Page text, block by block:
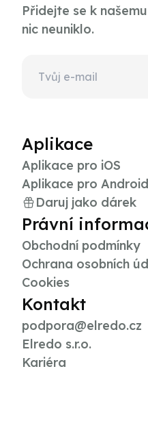
Přidejte se k
nic neuniklo.
Aplikace
Aplikace pro iOS
Aplikace pro Android
Daruj jako dárek
Právní
Obchodní podmínky
Ochrana osobních
Cookies
Kontakt
podpora@elredo.cz
Elredo s.r.o.
Kariéra